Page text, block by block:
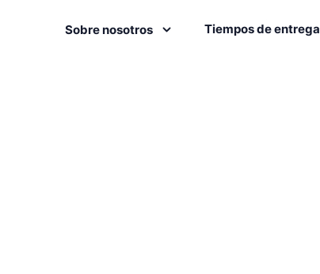
Sobre nosotros Tiempos de entrega